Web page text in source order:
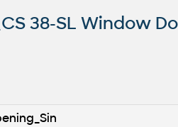
38-SL Window